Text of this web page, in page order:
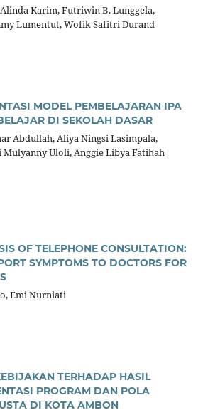
Karim, Futriwin B. Lunggela,
Lumentut, Wofik Safitri Durand
MODEL PEMBELAJARAN IPA
DI SEKOLAH DASAR
Abdullah, Aliya Ningsi Lasimpala,
Mulyanny Uloli, Anggie Libya Fatihah
OF TELEPHONE CONSULTATION:
SYMPTOMS TO DOCTORS FOR
Emi Nurniati
TERHADAP HASIL
PROGRAM DAN POLA
DI KOTA AMBON